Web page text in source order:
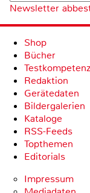
Newsletter
Shop
Bücher
Testkompetenz
Redaktion
Gerätedaten
Bildergalerien
Kataloge
RSS-Feeds
Topthemen
Editorials
Impressum